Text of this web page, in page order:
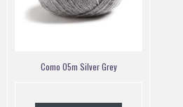
Como 05m Silver Grey